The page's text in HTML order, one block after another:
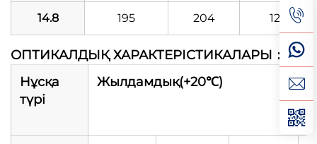
14.8 195 204 12.75
ОПТИКАЛДЫҚ ХАРАКТЕРІСТИКАЛАРЫ：
Нұсқа
түрі
Жылдамдық(+20℃)